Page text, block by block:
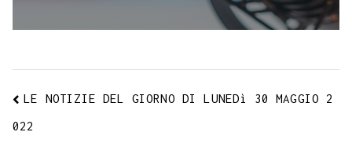
LE NOTIZIE DEL GIORNO DI LUNEDì 30 MAGGIO 2
022